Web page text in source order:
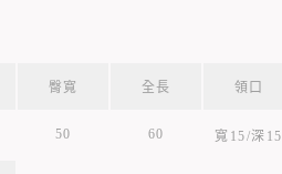
臀寬 全長 領口
50 60 寬15/深15